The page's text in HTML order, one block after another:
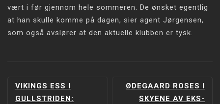
vært i før gjennom hele sommeren. De ønsket egentlig
at han skulle komme på dagen, sier agent Jørgensen,
som også avslører at den aktuelle klubben er tysk.
INNLEGGSNAVIGERING
VIKINGS ESS I
GULLSTRIDEN:
ØDEGAARD ROSES I
SKYENE AV EKS-